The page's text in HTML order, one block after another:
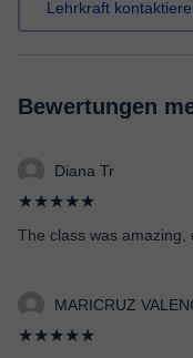
Lehrkraft
Bewertungen
Diana Tr
★★★★★
The class was amazing,
MARICRUZ
★★★★★